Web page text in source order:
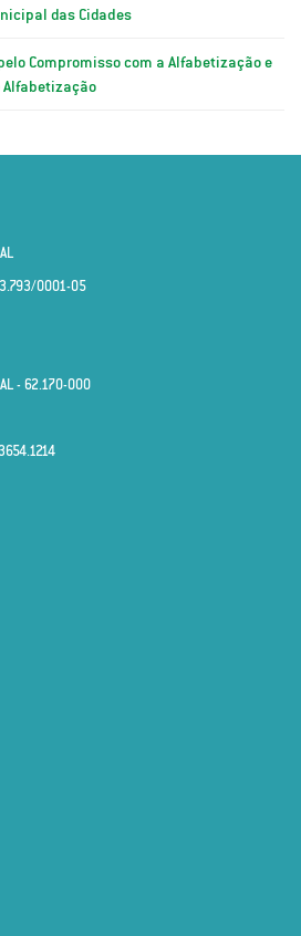
das Cidades
Compromisso com a Alfabetização e
Alfabetização
0001­-05
- 62.170­-000